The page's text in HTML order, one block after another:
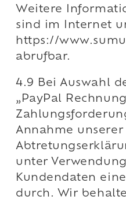
Weitere
sind im Internet
https://
abrufbar.
4.9 Bei Auswahl
„PayPal
Annahme unserer
unter
Kundendaten
durch. Wir